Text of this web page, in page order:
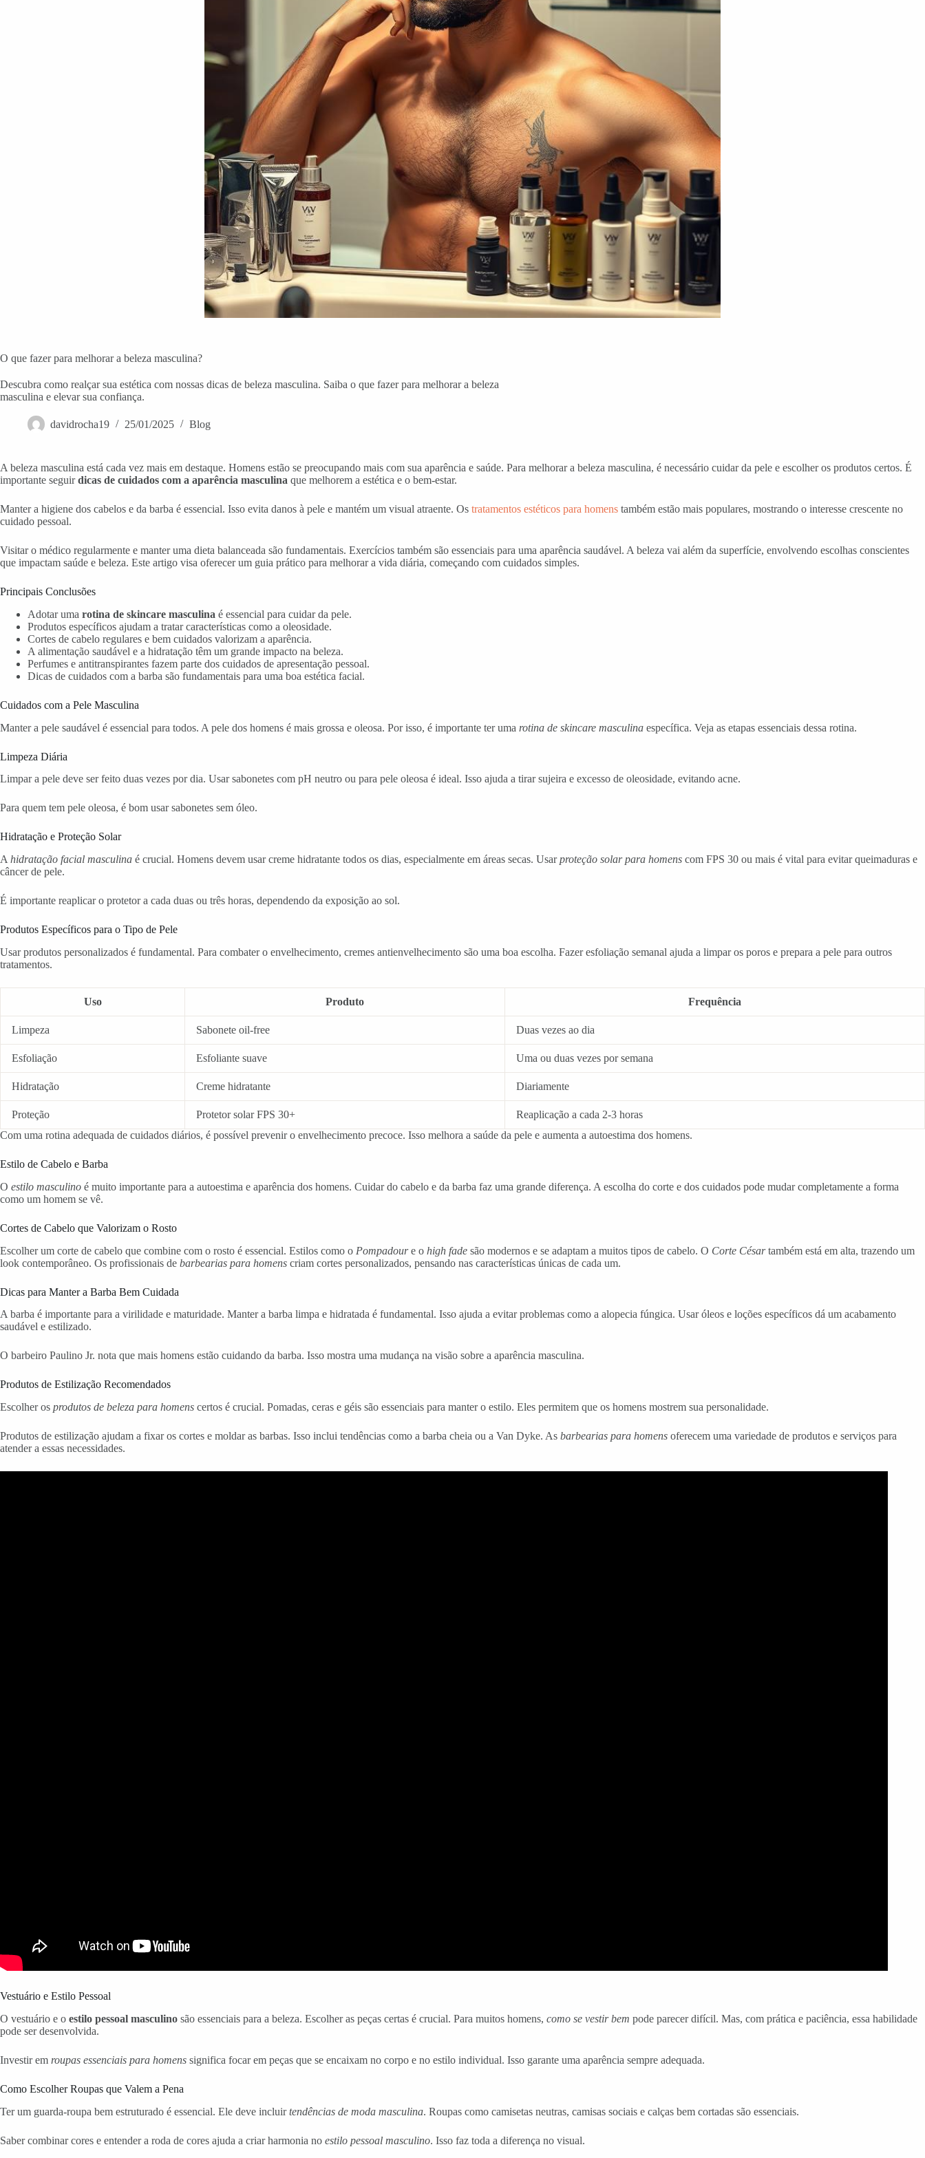
O que fazer para melhorar a beleza masculina?
Descubra como realçar sua estética com nossas dicas de beleza masculina. Saiba o que fazer para melhorar a beleza
masculina e elevar sua confiança.
davidrocha19 25/01/2025 Blog
A beleza masculina está cada vez mais em destaque. Homens estão se preocupando mais com sua aparência e saúde. Para melhorar a beleza masculina, é necessário cuidar da pele e escolher os produtos certos. É
importante seguirdicas de cuidados com a aparência masculina que melhorem a estética e o bem-estar.
Manter a higiene dos cabelos e da barba é essencial. Isso evita danos à pele e mantém um visual atraente. Os tratamentos estéticos para homens também estão mais populares, mostrando o interesse crescente no
cuidado pessoal.
Visitar o médico regularmente e manter uma dieta balanceada são fundamentais. Exercícios também são essenciais para uma aparência saudável. A beleza vai além da superfície, envolvendo escolhas conscientes
que impactam saúde e beleza. Este artigo visa oferecer um guia prático para melhorar a vida diária, começando com cuidados simples.
Principais Conclusões
Adotar uma rotina de skincare masculina é essencial para cuidar da pele.
Produtos específicos ajudam a tratar características como a oleosidade.
Cortes de cabelo regulares e bem cuidados valorizam a aparência.
A alimentação saudável e a hidratação têm um grande impacto na beleza.
Perfumes e antitranspirantes fazem parte dos cuidados de apresentação pessoal.
Dicas de cuidados com a barba são fundamentais para uma boa estética facial.
Cuidados com a Pele Masculina
Manter a pele saudável é essencial para todos. A pele dos homens é mais grossa e oleosa. Por isso, é importante ter uma rotina de skincare masculina específica. Veja as etapas essenciais dessa rotina.
Limpeza Diária
Limpar a pele deve ser feito duas vezes por dia. Usar sabonetes com pH neutro ou para pele oleosa é ideal. Isso ajuda a tirar sujeira e excesso de oleosidade, evitando acne.
Para quem tem pele oleosa, é bom usar sabonetes sem óleo.
Hidratação e Proteção Solar
A hidratação facial masculina é crucial. Homens devem usar creme hidratante todos os dias, especialmente em áreas secas. Usarproteção solar para homens com FPS 30 ou mais é vital para evitar queimaduras e
câncer de pele.
É importante reaplicar o protetor a cada duas ou três horas, dependendo da exposição ao sol.
Produtos Específicos para o Tipo de Pele
Usar produtos personalizados é fundamental. Para combater o envelhecimento, cremes antienvelhecimento são uma boa escolha. Fazer esfoliação semanal ajuda a limpar os poros e prepara a pele para outros
tratamentos.
Uso Produto Frequência
Limpeza Sabonete oil-free Duas vezes ao dia
Esfoliação Esfoliante suave Uma ou duas vezes por semana
Hidratação Creme hidratante Diariamente
Proteção Protetor solar FPS 30+
Reaplicação a cada 2-3 horas
Com uma rotina adequada de cuidados diários, é possível prevenir o envelhecimento precoce. Isso melhora a saúde da pele e aumenta a autoestima dos homens.
Estilo de Cabelo e Barba
O estilo masculino é muito importante para a autoestima e aparência dos homens. Cuidar do cabelo e da barba faz uma grande diferença. A escolha do corte e dos cuidados pode mudar completamente a forma
como um homem se vê.
Cortes de Cabelo que Valorizam o Rosto
Escolher um corte de cabelo que combine com o rosto é essencial. Estilos como o Pompadoure o high fade são modernos e se adaptam a muitos tipos de cabelo. O Corte Césartambém está em alta, trazendo um
look contemporâneo. Os profissionais de barbearias para homens criam cortes personalizados, pensando nas características únicas de cada um.
Dicas para Manter a Barba Bem Cuidada
A barba é importante para a virilidade e maturidade. Manter a barba limpa e hidratada é fundamental. Isso ajuda a evitar problemas como a alopecia fúngica. Usar óleos e loções específicos dá um acabamento
saudável e estilizado.
O barbeiro Paulino Jr. nota que mais homens estão cuidando da barba. Isso mostra uma mudança na visão sobre a aparência masculina.
Produtos de Estilização Recomendados
Escolher os produtos de beleza para homens certos é crucial. Pomadas, ceras e géis são essenciais para manter o estilo. Eles permitem que os homens mostrem sua personalidade.
Produtos de estilização ajudam a fixar os cortes e moldar as barbas. Isso inclui tendências como a barba cheia ou a Van Dyke. As barbearias para homens oferecem uma variedade de produtos e serviços para
atender a essas necessidades.
Vestuário e Estilo Pessoal
O vestuário e o estilo pessoal masculino são essenciais para a beleza. Escolher as peças certas é crucial. Para muitos homens, como se vestir bem pode parecer difícil. Mas, com prática e paciência, essa habilidade
pode ser desenvolvida.
Investir em roupas essenciais para homens significa focar em peças que se encaixam no corpo e no estilo individual. Isso garante uma aparência sempre adequada.
Como Escolher Roupas que Valem a Pena
Ter um guarda-roupa bem estruturado é essencial. Ele deve incluirtendências de moda masculina. Roupas como camisetas neutras, camisas sociais e calças bem cortadas são essenciais.
Saber combinar cores e entender a roda de cores ajuda a criar harmonia no estilo pessoal masculino. Isso faz toda a diferença no visual.